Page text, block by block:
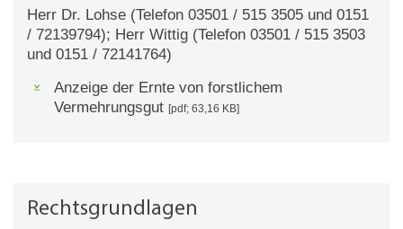
Herr Dr. Lohse (Telefon 03501 / 515 3505 und 0151
/ 72139794); Herr Wittig (Telefon 03501 / 515 3503
und 0151 / 72141764)
Anzeige der Ernte von forstlichem
Vermehrungsgut [pdf; 63,16 KB]
Rechtsgrundlagen